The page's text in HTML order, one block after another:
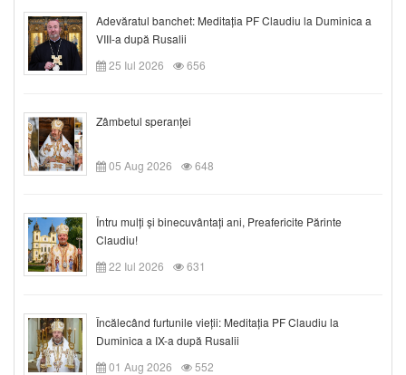
Adevăratul banchet: Meditația PF Claudiu la Duminica a
VIII-a după Rusalii
25 Iul 2026
656
Zâmbetul speranței
05 Aug 2026 648
Întru mulți și binecuvântați ani, Preafericite Părinte
Claudiu!
22 Iul 2026
631
Încălecând furtunile vieții: Meditația PF Claudiu la
Duminica a IX-a după Rusalii
01 Aug 2026
552